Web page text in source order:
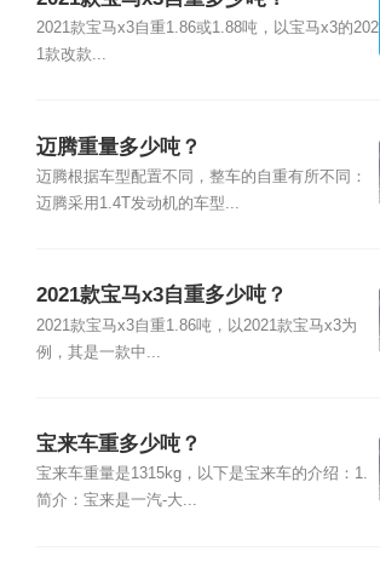
2021款宝马x3自重1.86或1.88吨，以宝马x3的202
1款改款...
迈腾重量多少吨？
迈腾根据车型配置不同，整车的自重有所不同：
迈腾采用1.4T发动机的车型...
2021款宝马x3自重多少吨？
2021款宝马x3自重1.86吨，以2021款宝马x3为
例，其是一款中...
宝来车重多少吨？
宝来车重量是1315kg，以下是宝来车的介绍：1.
简介：宝来是一汽-大...